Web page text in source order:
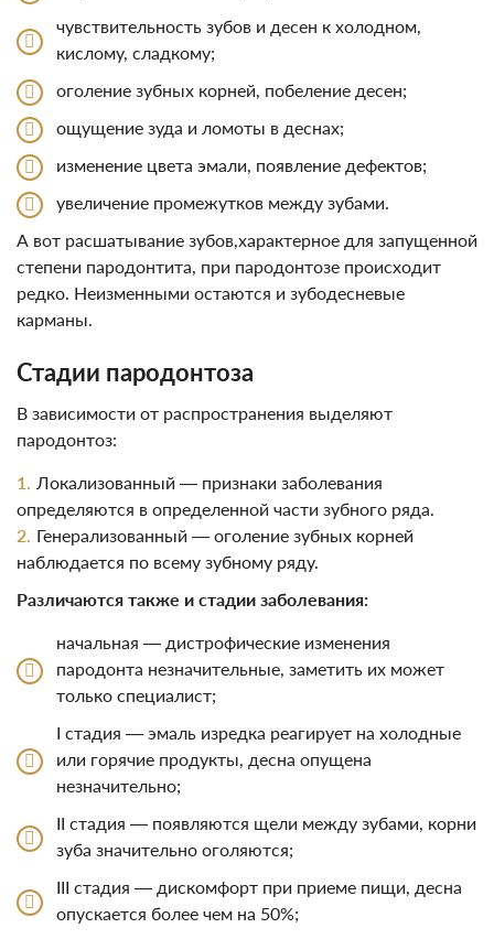
чувствительность зубов и десен к холодном,
кислому, сладкому;
оголение зубных корней, побеление десен;
ощущение зуда и ломоты в деснах;
изменение цвета эмали, появление дефектов;
увеличение промежутков между зубами.
А вот расшатывание зубов,характерное для запущенной
степени пародонтита, при пародонтозе происходит
редко. Неизменными остаются и зубодесневые
карманы.
Стадии пародонтоза
В зависимости от распространения выделяют
пародонтоз:
Локализованный — признаки заболевания
определяются в определенной части зубного ряда.
Генерализованный — оголение зубных корней
наблюдается по всему зубному ряду.
Различаются также и стадии заболевания:
начальная — дистрофические изменения
пародонта незначительные, заметить их может
только специалист;
I стадия — эмаль изредка реагирует на холодные
или горячие продукты, десна опущена
незначительно;
II стадия — появляются щели между зубами, корни
зуба значительно оголяются;
ІІІ стадия — дискомфорт при приеме пищи, десна
опускается более чем на 50%;